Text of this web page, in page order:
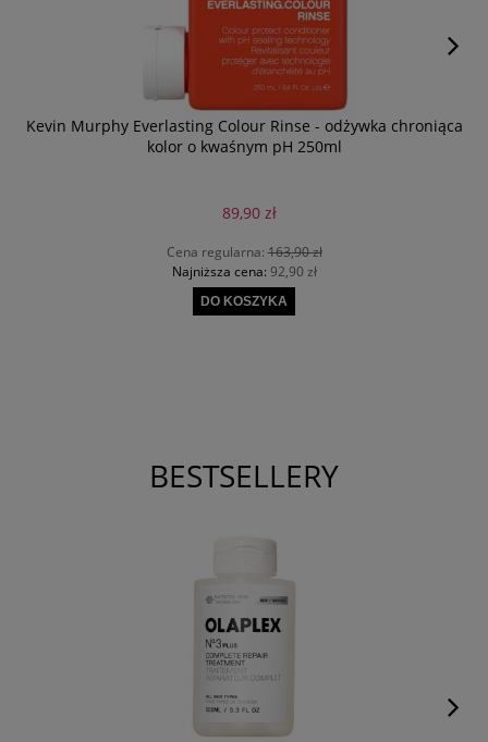
Kevin Murphy Everlasting Colour Rinse - odżywka chroniąca
kolor o kwaśnym pH 250ml
89,90 zł
Cena regularna:163,90 zł
Najniższa cena: 92,90 zł
DO KOSZYKA
BESTSELLERY